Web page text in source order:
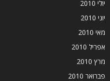
יולי 2010
יוני 2010
מאי 2010
אפריל 2010
מרץ 2010
פברואר 2010